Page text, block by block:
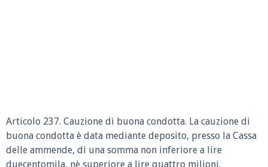
Articolo 237. Cauzione di buona condotta. La cauzione di
buona condotta è data mediante deposito, presso la Cassa
delle ammende, di una somma non inferiore a lire
duecentomila, nè superiore a lire quattro milioni.